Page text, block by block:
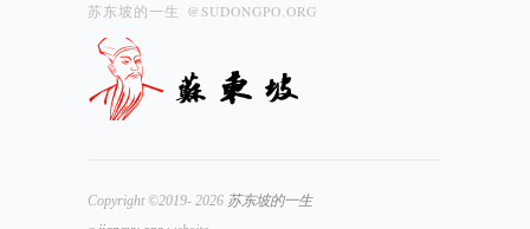
苏东坡的一生 @SUDONGPO.ORG
Copyright ©2019- 2026 苏东坡的一生